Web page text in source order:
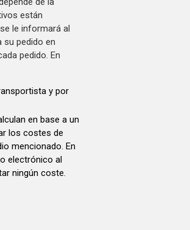
están
le informará al
su pedido en
pedido. En
y por
en base a un
los costes de
mencionado. En
electrónico al
ningún coste.